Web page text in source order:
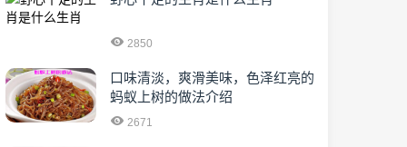
2850
口味清淡，爽滑美味，色泽红亮的
蚂蚁上树的做法介绍
2671